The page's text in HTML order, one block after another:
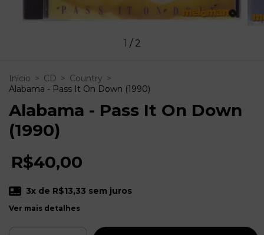
1 / 2
Início > CD > Country >
Alabama - Pass It On Down (1990)
Alabama - Pass It On Down
(1990)
R$40,00
3x de R$13,33 sem juros
Ver mais detalhes